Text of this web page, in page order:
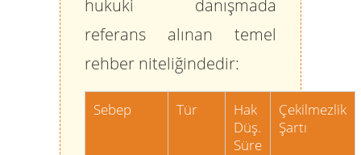
hukuki danışmada
referans alınan temel
rehber niteliğindedir:
Sebep Tür
Hak
Düş.
Süre
Çekilmezlik
Şartı